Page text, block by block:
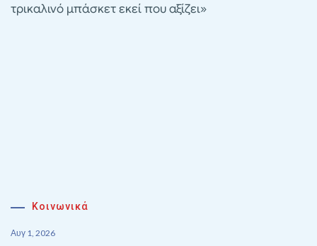
τρικαλινό μπάσκετ εκεί που αξίζει»
Κοινωνικά
Αυγ 1, 2026